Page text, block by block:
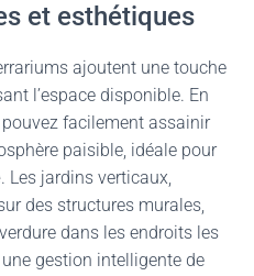
et esthétiques
ajoutent une touche
l’espace disponible. En
facilement assainir
paisible, idéale pour
. Les jardins verticaux,
des structures murales,
dans les endroits les
gestion intelligente de